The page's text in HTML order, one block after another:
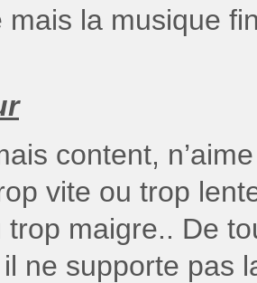
mais la musique
content,
vite ou trop
trop maigre.. De
ne supporte pas